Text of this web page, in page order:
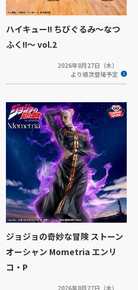
ハイキュー!! ちびぐるみ～なつ
ふく!!～ vol.2
2026年8月27日（木）
より順次登場予定
ジョジョの奇妙な冒険 ストーン
オーシャン Mometria エンリ
コ・P
2026年8月27日（木）